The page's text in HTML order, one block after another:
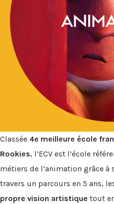
Classée 4e meilleure école
Rookies, l’ECV est l’école
métiers de l’animation grâce à
travers un parcours en 5 ans,
propre vision artistique tout